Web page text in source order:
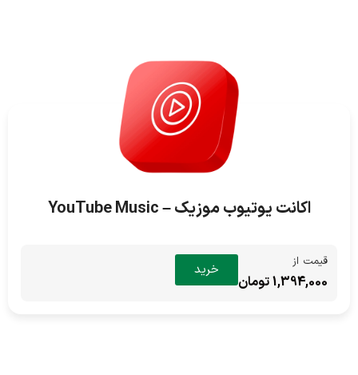
اکانت یوتیوب موزیک – YouTube Music
قیمت از
1,394,000 تومان
خرید